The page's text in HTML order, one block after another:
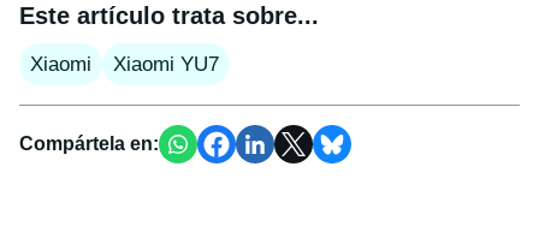
Este artículo trata sobre...
Xiaomi Xiaomi YU7
Compártela en: